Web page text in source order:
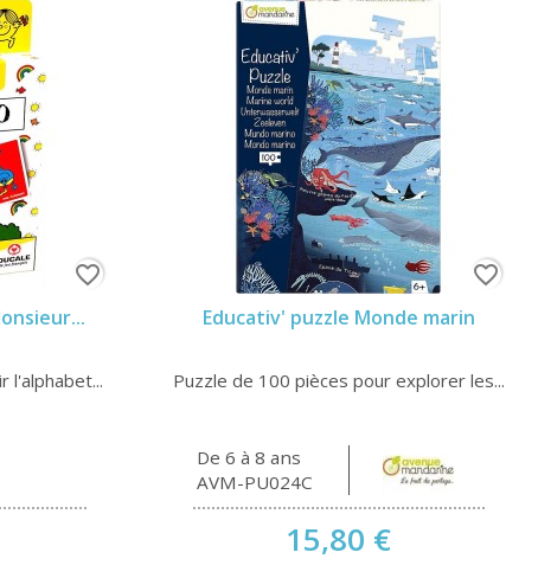
l'alphabet...
favorite_border
Educativ' puzzle Monde marin
Puzzle de 100 pièces pour explorer les...
De 6 à 8 ans
AVM-PU024C
15,80 €
favorite_border